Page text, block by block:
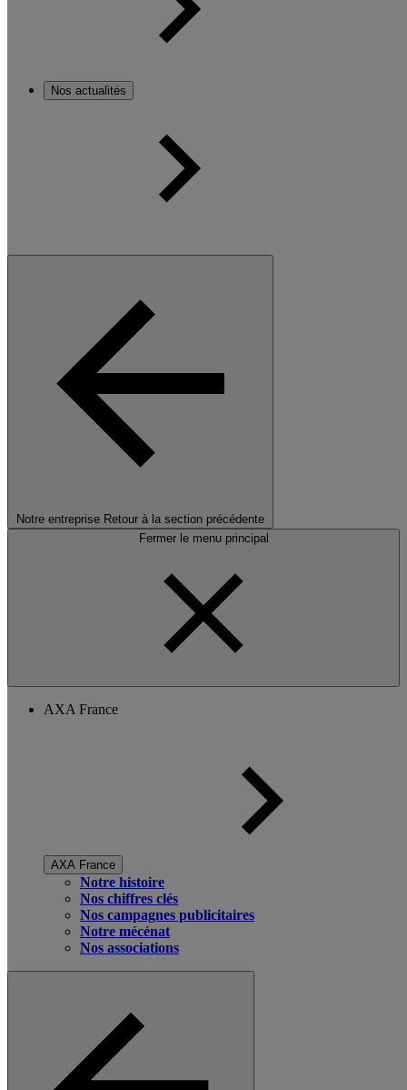
Nos actualités
Notre entreprise Retour à la section précédente
Fermer le menu principal
AXA France
AXA France
Notre histoire
Nos chiffres clés
Nos campagnes publicitaires
Notre mécénat
Nos associations